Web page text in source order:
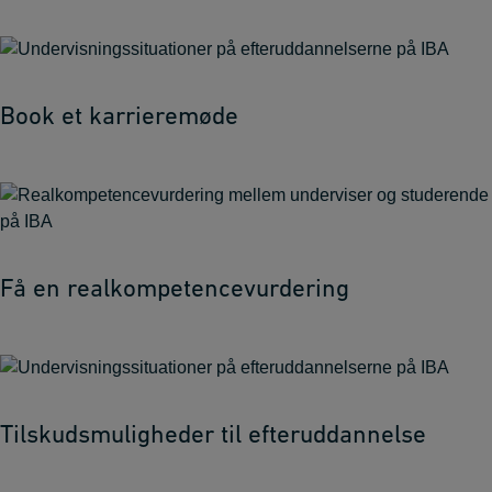
Book et karrieremøde
Få en realkompetencevurdering
Tilskudsmuligheder til efteruddannelse